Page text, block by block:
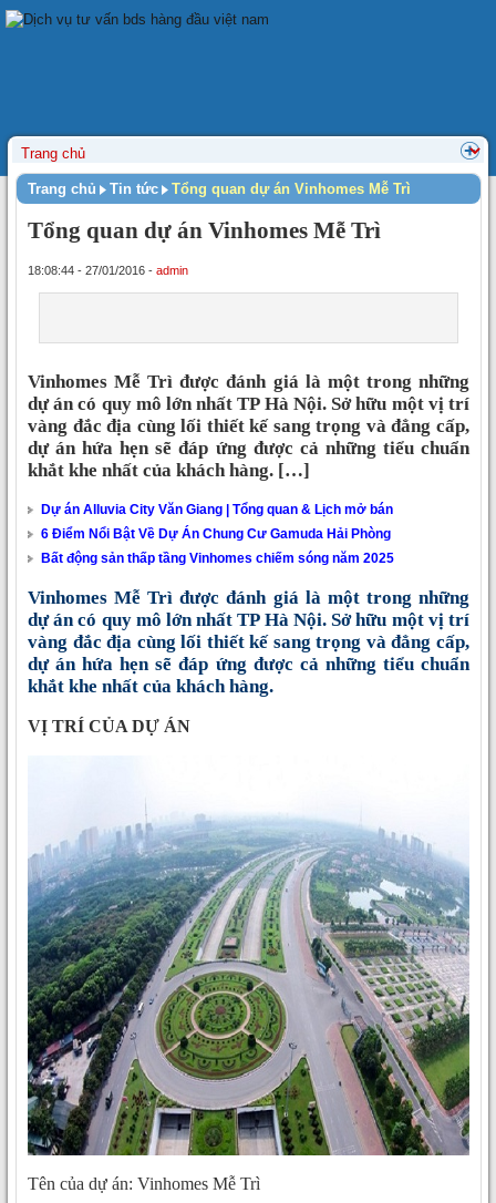
Trang chủ Tin tức Tổng quan dự án Vinhomes Mễ Trì
Tổng quan dự án Vinhomes Mễ Trì
18:08:44 - 27/01/2016 - admin
Vinhomes Mễ Trì được đánh giá là một trong những
dự án có quy mô lớn nhất TP Hà Nội. Sở hữu một vị trí
vàng đắc địa cùng lối thiết kế sang trọng và đẳng cấp,
dự án hứa hẹn sẽ đáp ứng được cả những tiểu chuẩn
khắt khe nhất của khách hàng. […]
Dự án Alluvia City Văn Giang | Tổng quan & Lịch mở bán
6 Điểm Nổi Bật Về Dự Án Chung Cư Gamuda Hải Phòng
Bất động sản thấp tầng Vinhomes chiếm sóng năm 2025
Vinhomes Mễ Trì được đánh giá là một trong những
dự án có quy mô lớn nhất TP Hà Nội. Sở hữu một vị trí
vàng đắc địa cùng lối thiết kế sang trọng và đẳng cấp,
dự án hứa hẹn sẽ đáp ứng được cả những tiểu chuẩn
khắt khe nhất của khách hàng.
VỊ TRÍ CỦA DỰ ÁN
Tên của dự án: Vinhomes Mễ Trì